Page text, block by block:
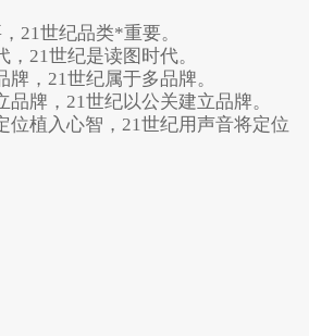
21世纪品类*重要。
21世纪是读图时代。
，21世纪属于多品牌。
牌，21世纪以公关建立品牌。
位植入心智，21世纪用声音将定位